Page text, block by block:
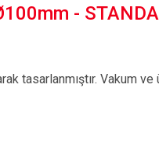
-
tasarlanmıştır. Vakum